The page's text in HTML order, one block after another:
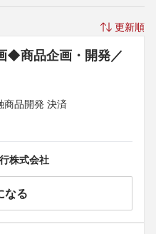
更新順
◆商品企画・開発／
商品開発 決済
株式会社
なる